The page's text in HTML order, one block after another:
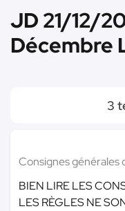
JD 21/12/
Décembre
3
Consignes générales
BIEN LIRE LES
LES RÈGLES NE